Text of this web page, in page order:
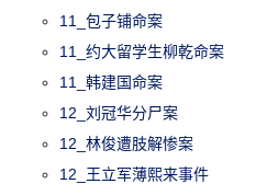
11_包子铺命案
11_约大留学生柳乾命案
11_韩建国命案
12_刘冠华分尸案
12_林俊遭肢解惨案
12_王立军薄熙来事件